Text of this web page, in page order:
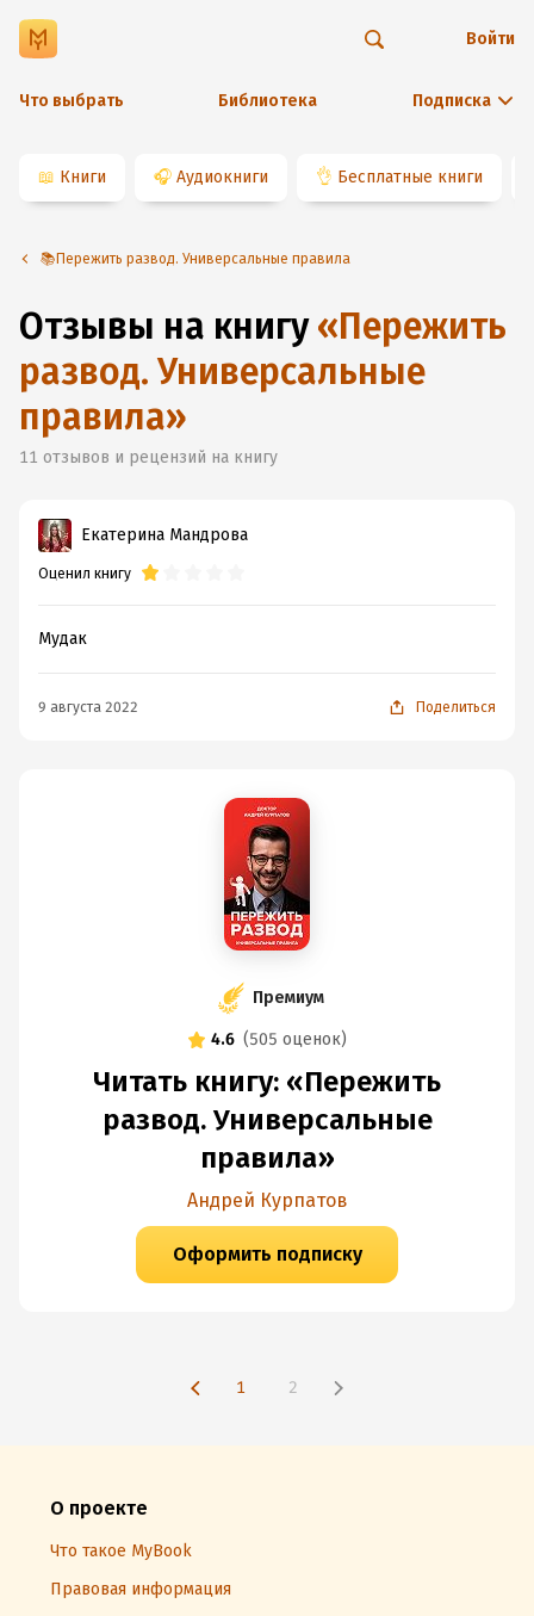
Что выбрать Библиотека Подписка
Войти
📖 Книги 🎧 Аудиокниги 👌 Бесплатные книги
📚Пережить развод. Универсальные правила
Отзывы на книгу «Пережить
развод. Универсальные
правила»
11 отзывов и рецензий на книгу
Екатерина Мандрова
Оценил книгу
Мудак
9 августа 2022 Поделиться
Премиум
4.6 (505 оценок)
Читать книгу: «Пережить
развод. Универсальные
правила»
Андрей Курпатов
Оформить подписку
1 2
О проекте
Что такое MyBook
Правовая информация